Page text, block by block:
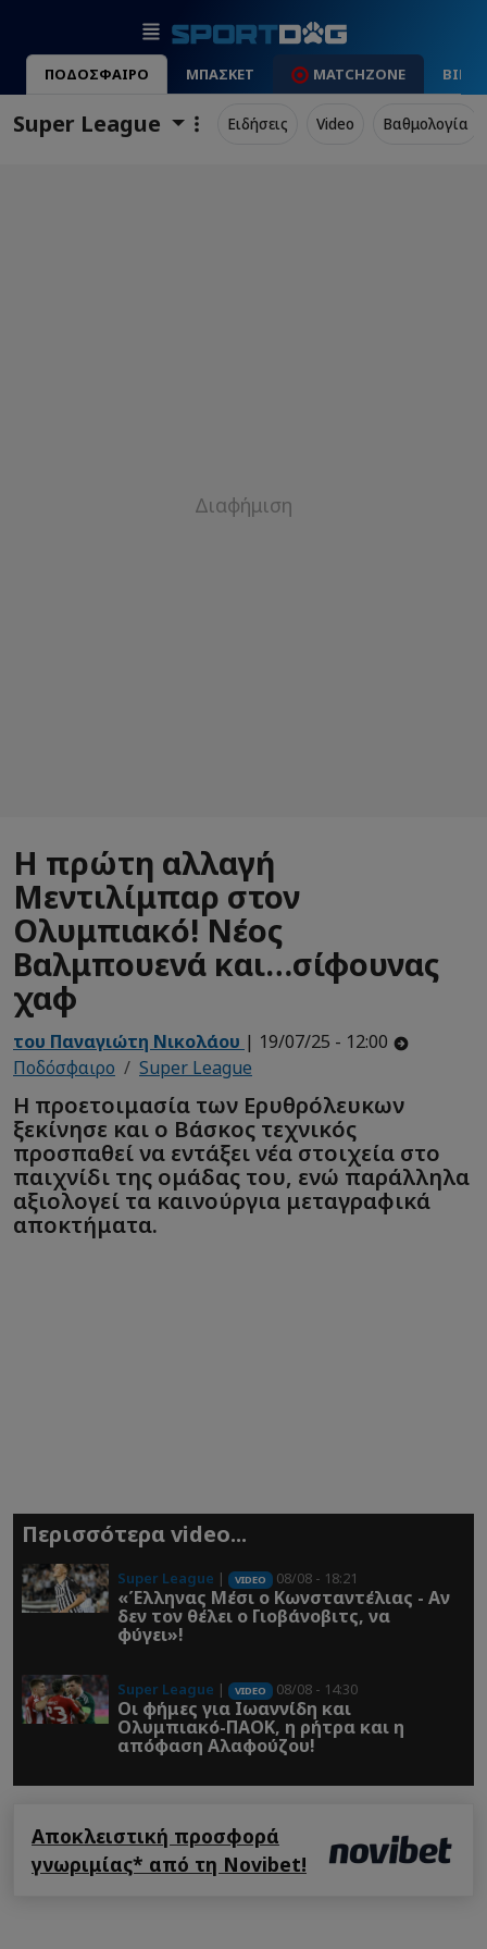
ΠΟΔΟΣΦΑΙΡΟ ΜΠΑΣΚΕΤ MATCHZONE
Super League Ειδήσεις Video Βαθμολογία
Η πρώτη αλλαγή
Μεντιλίμπαρ στον
Ολυμπιακό! Νέος
Βαλμπουενά και…σίφουνας
χαφ
του Παναγιώτη Νικολάου | 19/07/25 - 12:00
Ποδόσφαιρο
Super League
Η προετοιμασία των Ερυθρόλευκων
ξεκίνησε και ο Βάσκος τεχνικός
προσπαθεί να εντάξει νέα στοιχεία στο
παιχνίδι της ομάδας του, ενώ παράλληλα
αξιολογεί τα καινούργια μεταγραφικά
αποκτήματα.
Περισσότερα video...
Super League | VIDEO 08/08 - 18:21
«Έλληνας Μέσι ο Κωνσταντέλιας - Αν
δεν τον θέλει ο Γιοβάνοβιτς, να
φύγει»!
Super League | VIDEO 08/08 - 14:30
Οι φήμες για Ιωαννίδη και
Ολυμπιακό-ΠΑΟΚ, η ρήτρα και η
απόφαση Αλαφούζου!
Αποκλειστική προσφορά
γνωριμίας* από τη Novibet!